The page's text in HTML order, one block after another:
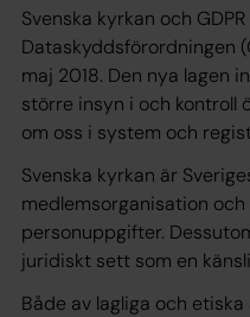
Svenska kyrkan och GDPR
Dataskyddsförordningen
maj 2018. Den nya lagen
större insyn i och kontroll
om oss i system och
Svenska kyrkan är
medlemsorganisation
personuppgifter.
juridiskt sett som en
Både av lagliga och